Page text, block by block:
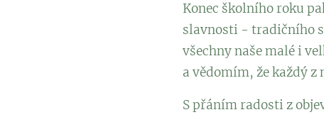
Konec školního roku
slavnosti - tradičního
všechny naše malé i
a vědomím, že každý z
S přáním radosti z